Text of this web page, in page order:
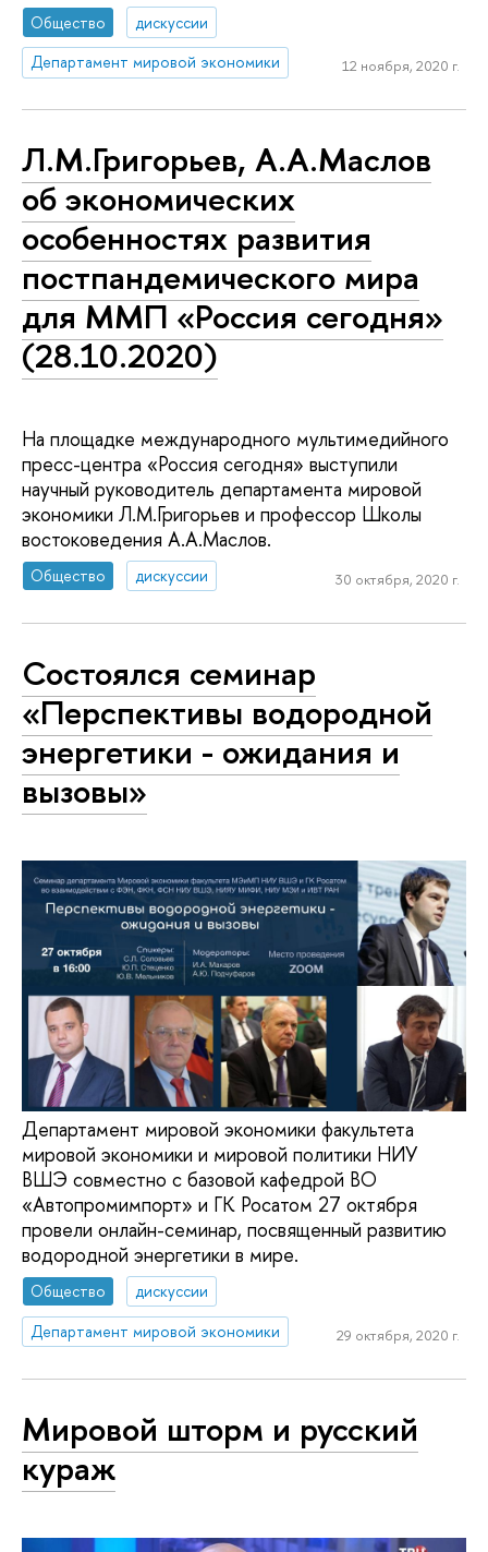
Общество
дискуссии
Департамент мировой экономики
12 ноября, 2020 г.
Л.М.Григорьев, А.А.Маслов
об экономических
особенностях развития
постпандемического мира
для ММП «Россия сегодня»
(28.10.2020)
На площадке международного мультимедийного
пресс-центра «Россия сегодня» выступили
научный руководитель департамента мировой
экономики Л.М.Григорьев и профессор Школы
востоковедения А.А.Маслов.
Общество дискуссии 30 октября, 2020 г.
Состоялся семинар
«Перспективы водородной
энергетики - ожидания и
вызовы»
Департамент мировой экономики факультета
мировой экономики и мировой политики НИУ
ВШЭ совместно с базовой кафедрой ВО
«Автопромимпорт» и ГК Росатом 27 октября
провели онлайн-семинар, посвященный развитию
водородной энергетики в мире.
Общество
дискуссии
Департамент мировой экономики
29 октября, 2020 г.
Мировой шторм и русский
кураж